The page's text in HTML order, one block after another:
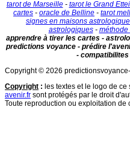
tarot de Marseille- tarot le Grand
cartes - oracle de Belline - tarot
signes en maisons
astrologiques- méthode
apprendre à tirer les cartes -
predictions voyance - prédire
-
Copyright © 2026
Copyright : les textes et le logo de ce
avenir.fr sont protégés par le droit
Toute reproduction ou exploitation de